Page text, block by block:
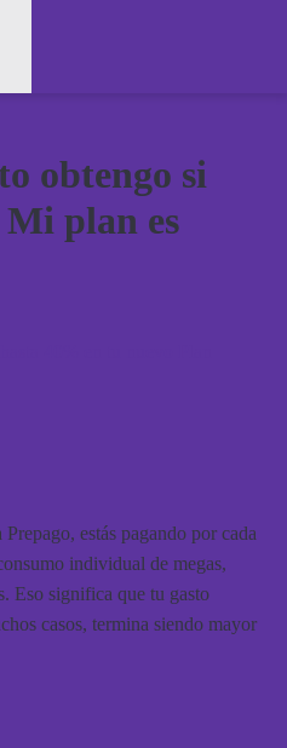
obtengo si
plan es
estás pagando por cada
individual de megas,
Eso significa que tu gasto
casos, termina siendo mayor